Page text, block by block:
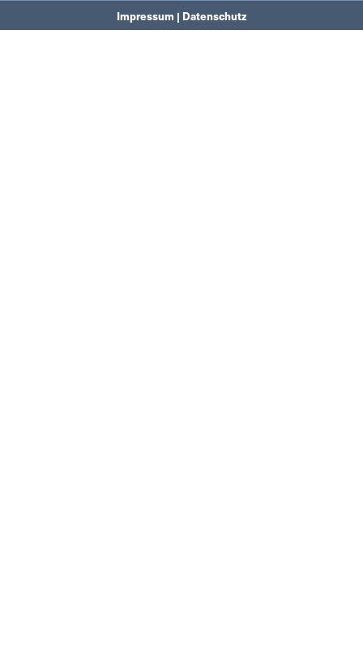
Impressum | Datenschutz